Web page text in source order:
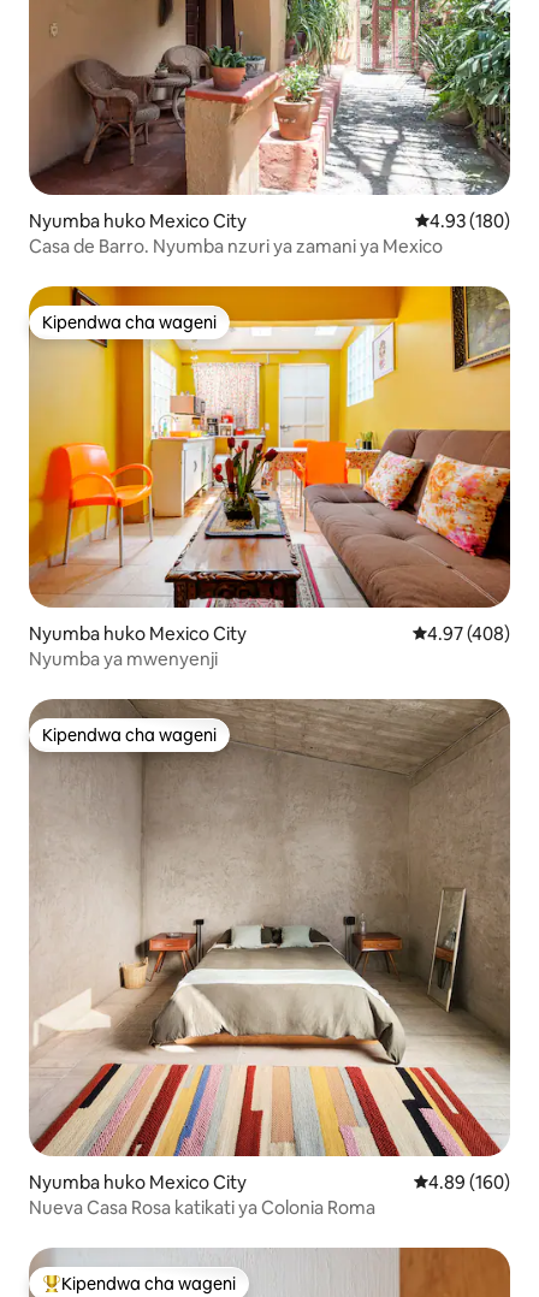
Nyumba huko Mexico City Ukadiriaji wa
4.93 (180)
Casa de Barro. Nyumba nzuri ya zamani ya Mexico
Kipendwa cha wageni
Kipendwa cha wageni
Nyumba huko Mexico City Ukadiriaji wa
4.97 (408)
Nyumba ya mwenyenji
Kipendwa cha wageni
Kipendwa cha wageni
Nyumba huko Mexico City Ukadiriaji wa
4.89 (160)
Nueva Casa Rosa katikati ya Colonia Roma
Kipendwa cha wageni